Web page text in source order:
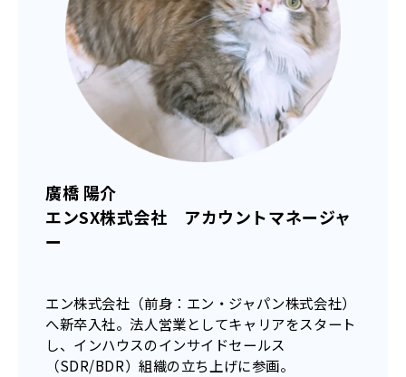
廣橋 陽介
エンSX株式会社 アカウントマネージャ
ー
エン株式会社（前身：エン・ジャパン株式会社）
へ新卒入社。法人営業としてキャリアをスタート
し、インハウスのインサイドセールス
（SDR/BDR）組織の立ち上げに参画。